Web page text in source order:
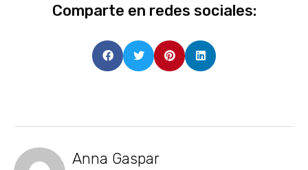
Comparte en redes sociales:
Anna Gaspar